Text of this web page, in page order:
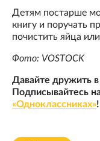
Детям постарше
книгу и поручать
почистить яйца
Фото: VOSTOCK
Давайте дружить
Подписывайтесь
«Одноклассниках»!